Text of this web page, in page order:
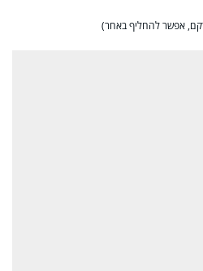
אפשר להחליף באחר)